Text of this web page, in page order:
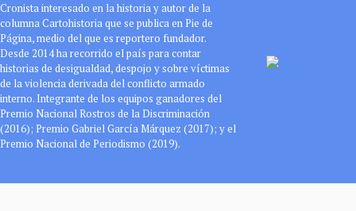
Cronista interesado en la historia y autor de la
columna Cartohistoria que se publica en Pie de
Página, medio del que es reportero fundador.
Desde 2014 ha recorrido el país para contar
historias de desigualdad, despojo y sobre víctimas
de la violencia derivada del conflicto armado
interno. Integrante de los equipos ganadores del
Premio Nacional Rostros de la Discriminación
(2016); Premio Gabriel García Márquez (2017); y el
Premio Nacional de Periodismo (2019).